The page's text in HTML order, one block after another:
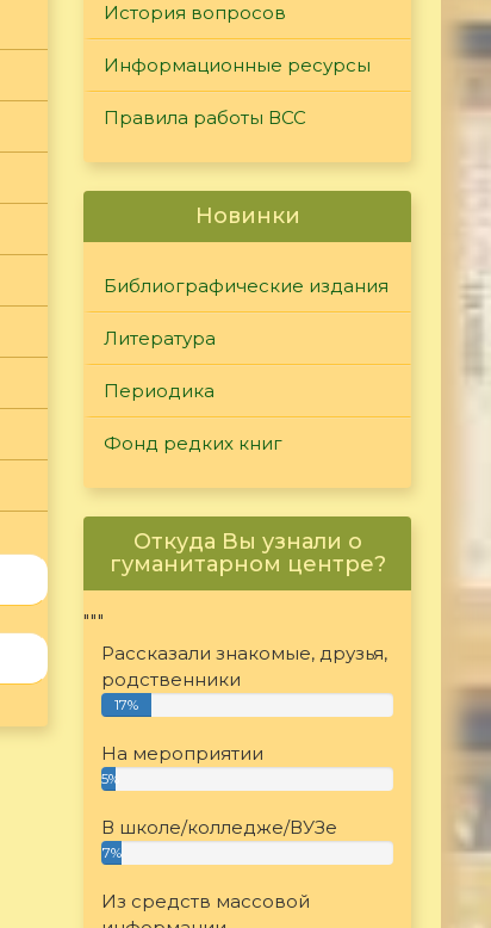
История вопросов
Информационные ресурсы
Правила работы ВСС
Новинки
Библиографические издания
Литература
Периодика
Фонд редких книг
Откуда Вы узнали о
гуманитарном центре?
"""
Рассказали знакомые, друзья,
родственники
17%
На мероприятии
5%
В школе/колледже/ВУЗе
7%
Из средств массовой